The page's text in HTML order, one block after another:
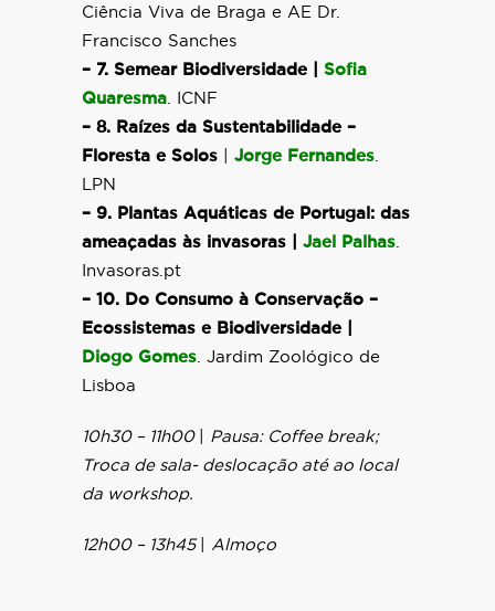
Ciência Viva de Braga e AE Dr.
Francisco Sanches
– 7. Semear Biodiversidade | Sofia
Quaresma. ICNF
– 8. Raízes da Sustentabilidade –
Floresta e Solos
Jorge Fernandes.
LPN
– 9. Plantas Aquáticas de Portugal: das
ameaçadas às invasoras | Jael Palhas.
Invasoras.pt
– 10. Do Consumo à Conservação –
Ecossistemas e Biodiversidade |
Diogo Gomes. Jardim Zoológico de
Lisboa
10h30 – 11h00
Pausa: Coffee break;
Troca de sala- deslocação até ao local
da workshop.
12h00 – 13h45 Almoço